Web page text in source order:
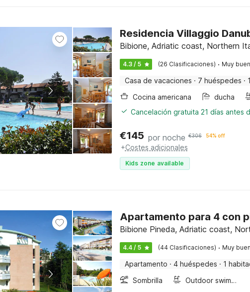
Residencia Villaggio
Bibione, Adriatic coast, Northern
4.3 / 5 (26 Clasificaciones) · Muy
Casa de vacaciones · 7 huéspedes ·
Cocina americana
ducha
Cancelación gratuita 21 días antes
€145 por noche €306 54% off
+Costes adicionales
Kids zone available
Apartamento para 4 con
Bibione Pineda, Adriatic coast,
4.4 / 5 (44 Clasificaciones) · Muy
Apartamento · 4 huéspedes · 1
Sombrilla
Outdoor swimming pool